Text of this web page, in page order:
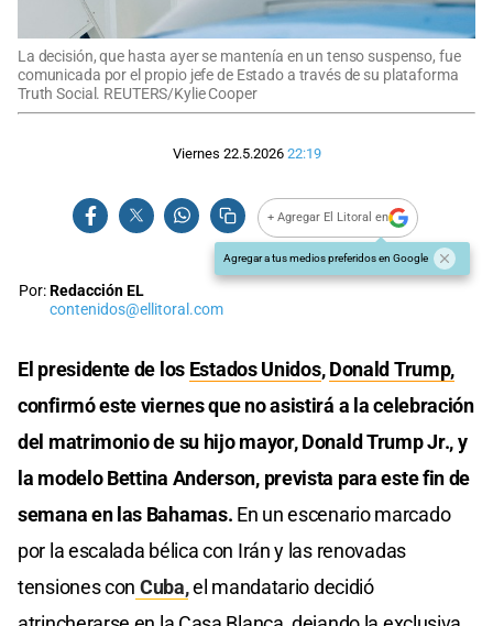
La decisión, que hasta ayer se mantenía en un tenso suspenso, fue
comunicada por el propio jefe de Estado a través de su plataforma
Truth Social. REUTERS/Kylie Cooper
Viernes 22.5.2026 22:19
+ Agregar El Litoral en
Agregar a tus medios preferidos en Google
Por:Redacción EL
contenidos@ellitoral.com
El presidente de los Estados Unidos,Donald Trump,
confirmó este viernes que no asistirá a la celebración
del matrimonio de su hijo mayor, Donald Trump Jr., y
la modelo Bettina Anderson, prevista para este fin de
semana en las Bahamas. En un escenario marcado
por la escalada bélica con Irán y las renovadas
tensiones con Cuba,el mandatario decidió